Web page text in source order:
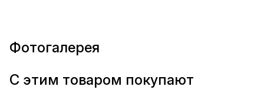
Фотогалерея
С этим товаром покупают